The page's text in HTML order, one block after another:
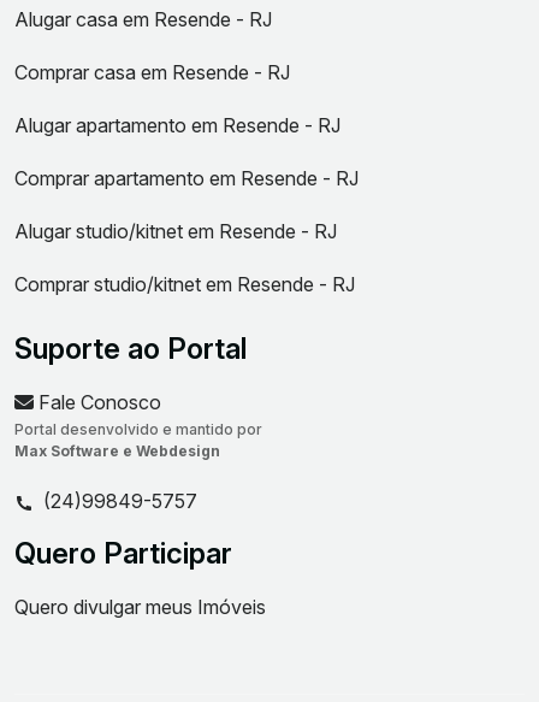
Alugar casa em Resende - RJ
Comprar casa em Resende - RJ
Alugar apartamento em Resende - RJ
Comprar apartamento em Resende - RJ
Alugar studio/kitnet em Resende - RJ
Comprar studio/kitnet em Resende - RJ
Suporte ao Portal
Fale Conosco
Portal desenvolvido e mantido por
Max Software e Webdesign
(24)99849-5757
Quero Participar
Quero divulgar meus Imóveis